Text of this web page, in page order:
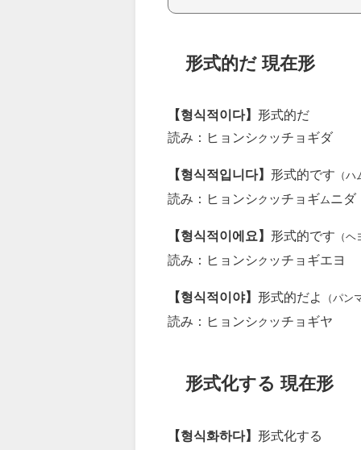
形式的だ 現在形
【형식적이다】 形式的だ
読み：ヒョンシク ッチョギダ
【형식적입니다】 形式的です （ハ
読み：ヒョンシク ッチョギムニダ
【형식적이에요】 形式的です （ヘ
読み：ヒョンシク ッチョギエヨ
【형식적이야】 形式的だよ （パン
読み：ヒョンシク ッチョギヤ
形式化する 現在形
【형식화하다】 形式化する